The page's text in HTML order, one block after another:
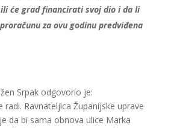
će grad financirati svoj dio i da li
za ovu godinu predviđena
Srpak odgovorio je:
radi. Ravnateljica Županijske uprave
da bi sama obnova ulice Marka